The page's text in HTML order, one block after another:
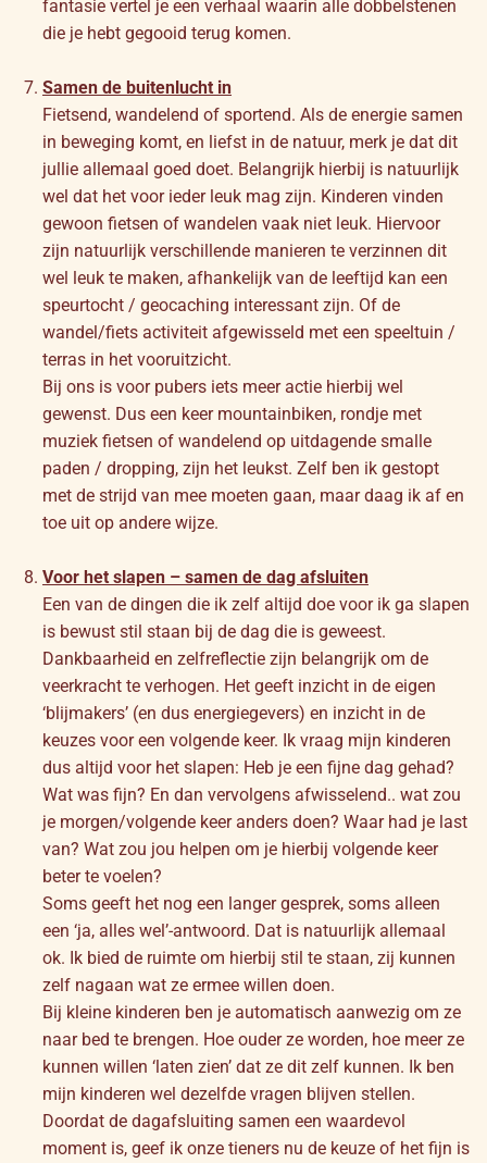
fantasie vertel je een verhaal waarin alle dobbelstenen
die je hebt gegooid terug komen.
Samen de buitenlucht in
Fietsend, wandelend of sportend. Als de energie samen
in beweging komt, en liefst in de natuur, merk je dat dit
jullie allemaal goed doet. Belangrijk hierbij is natuurlijk
wel dat het voor ieder leuk mag zijn. Kinderen vinden
gewoon fietsen of wandelen vaak niet leuk. Hiervoor
zijn natuurlijk verschillende manieren te verzinnen dit
wel leuk te maken, afhankelijk van de leeftijd kan een
speurtocht / geocaching interessant zijn. Of de
wandel/fiets activiteit afgewisseld met een speeltuin /
terras in het vooruitzicht.
Bij ons is voor pubers iets meer actie hierbij wel
gewenst. Dus een keer mountainbiken, rondje met
muziek fietsen of wandelend op uitdagende smalle
paden / dropping, zijn het leukst. Zelf ben ik gestopt
met de strijd van mee moeten gaan, maar daag ik af en
toe uit op andere wijze.
Voor het slapen – samen de dag afsluiten
Een van de dingen die ik zelf altijd doe voor ik ga slapen
is bewust stil staan bij de dag die is geweest.
Dankbaarheid en zelfreflectie zijn belangrijk om de
veerkracht te verhogen. Het geeft inzicht in de eigen
‘blijmakers’ (en dus energiegevers) en inzicht in de
keuzes voor een volgende keer. Ik vraag mijn kinderen
dus altijd voor het slapen: Heb je een fijne dag gehad?
Wat was fijn? En dan vervolgens afwisselend.. wat zou
je morgen/volgende keer anders doen? Waar had je last
van? Wat zou jou helpen om je hierbij volgende keer
beter te voelen?
Soms geeft het nog een langer gesprek, soms alleen
een ‘ja, alles wel’-antwoord. Dat is natuurlijk allemaal
ok. Ik bied de ruimte om hierbij stil te staan, zij kunnen
zelf nagaan wat ze ermee willen doen.
Bij kleine kinderen ben je automatisch aanwezig om ze
naar bed te brengen. Hoe ouder ze worden, hoe meer ze
kunnen willen ‘laten zien’ dat ze dit zelf kunnen. Ik ben
mijn kinderen wel dezelfde vragen blijven stellen.
Doordat de dagafsluiting samen een waardevol
moment is, geef ik onze tieners nu de keuze of het fijn is